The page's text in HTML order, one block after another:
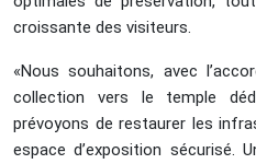
croissante des visiteurs.
«Nous souhaitons, avec
collection vers le temple
prévoyons de restaurer les
espace d’exposition sécurisé.